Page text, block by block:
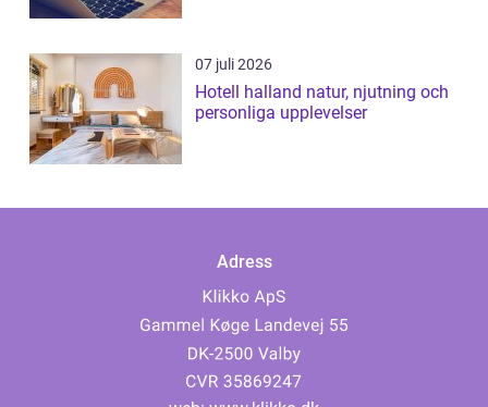
07 juli 2026
Hotell halland natur, njutning och
personliga upplevelser
Adress